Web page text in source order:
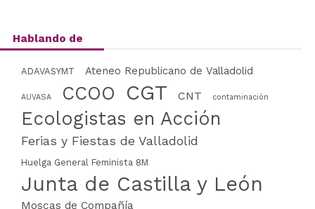
Hablando de
ADAVASYMT Ateneo Republicano de Valladolid
AUVASA CCOO CGT CNT contaminación
Ecologistas en Acción
Ferias y Fiestas de Valladolid
Huelga General Feminista 8M
Junta de Castilla y León
Moscas de Compañía